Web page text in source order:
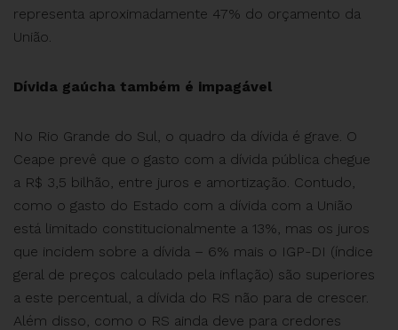
representa aproximadamente 47% do orçamento da
União.
Dívida gaúcha também é impagável
No Rio Grande do Sul, o quadro da dívida é grave. O
Ceape prevê que o gasto com a dívida pública chegue
a R$ 3,5 bilhão, entre juros e amortização. Contudo,
como o gasto do Estado com a dívida com a União
está limitado constitucionalmente a 13%, mas os juros
que incidem sobre a dívida – 6% mais o IGP-DI (índice
geral de preços calculado pela inflação) são superiores
a este percentual, a dívida do RS não para de crescer.
Além disso, como o RS ainda deve para credores